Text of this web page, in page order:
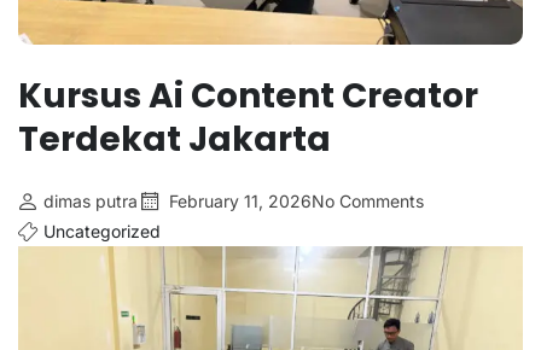
Kursus Ai Content Creator
Terdekat Jakarta
dimas putra February 11, 2026No Comments
Uncategorized